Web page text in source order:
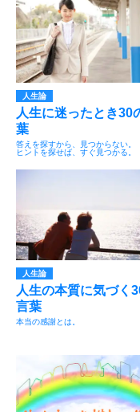
人生論
人生に迷ったとき30
葉
答えを探すから、見つからない。
ヒントを探せば、すぐ見つかる。
人生論
人生の本質に気づく
言葉
本当の感謝とは。